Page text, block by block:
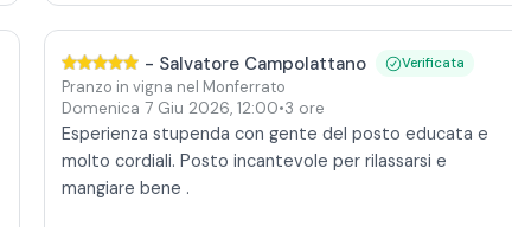
- Salvatore Campolattano Verificata
Pranzo in vigna nel Monferrato
Domenica 7 Giu 2026, 12:00•3 ore
Esperienza stupenda con gente del posto educata e
molto cordiali. Posto incantevole per rilassarsi e
mangiare bene .